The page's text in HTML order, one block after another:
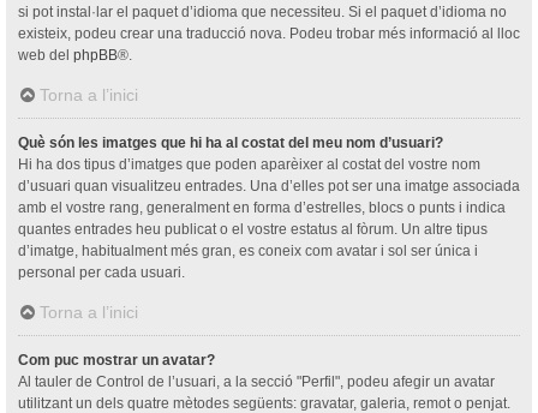
si pot instal·lar el paquet d’idioma que necessiteu. Si el paquet d’idioma no
existeix, podeu crear una traducció nova. Podeu trobar més informació al lloc
web del phpBB®.
Torna a l’inici
Què són les imatges que hi ha al costat del meu nom d’usuari?
Hi ha dos tipus d’imatges que poden aparèixer al costat del vostre nom
d’usuari quan visualitzeu entrades. Una d’elles pot ser una imatge associada
amb el vostre rang, generalment en forma d’estrelles, blocs o punts i indica
quantes entrades heu publicat o el vostre estatus al fòrum. Un altre tipus
d’imatge, habitualment més gran, es coneix com avatar i sol ser única i
personal per cada usuari.
Torna a l’inici
Com puc mostrar un avatar?
Al tauler de Control de l’usuari, a la secció "Perfil", podeu afegir un avatar
utilitzant un dels quatre mètodes següents: gravatar, galeria, remot o penjat.